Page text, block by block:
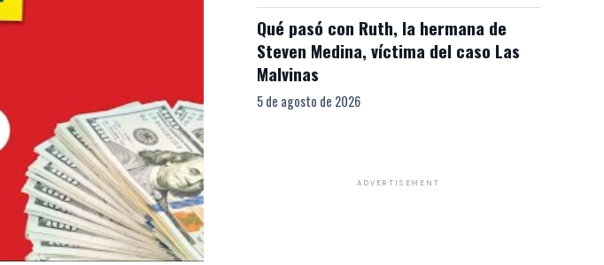
Qué pasó con Ruth, la hermana de
Steven Medina, víctima del caso Las
Malvinas
5 de agosto de 2026
ADVERTISEMENT